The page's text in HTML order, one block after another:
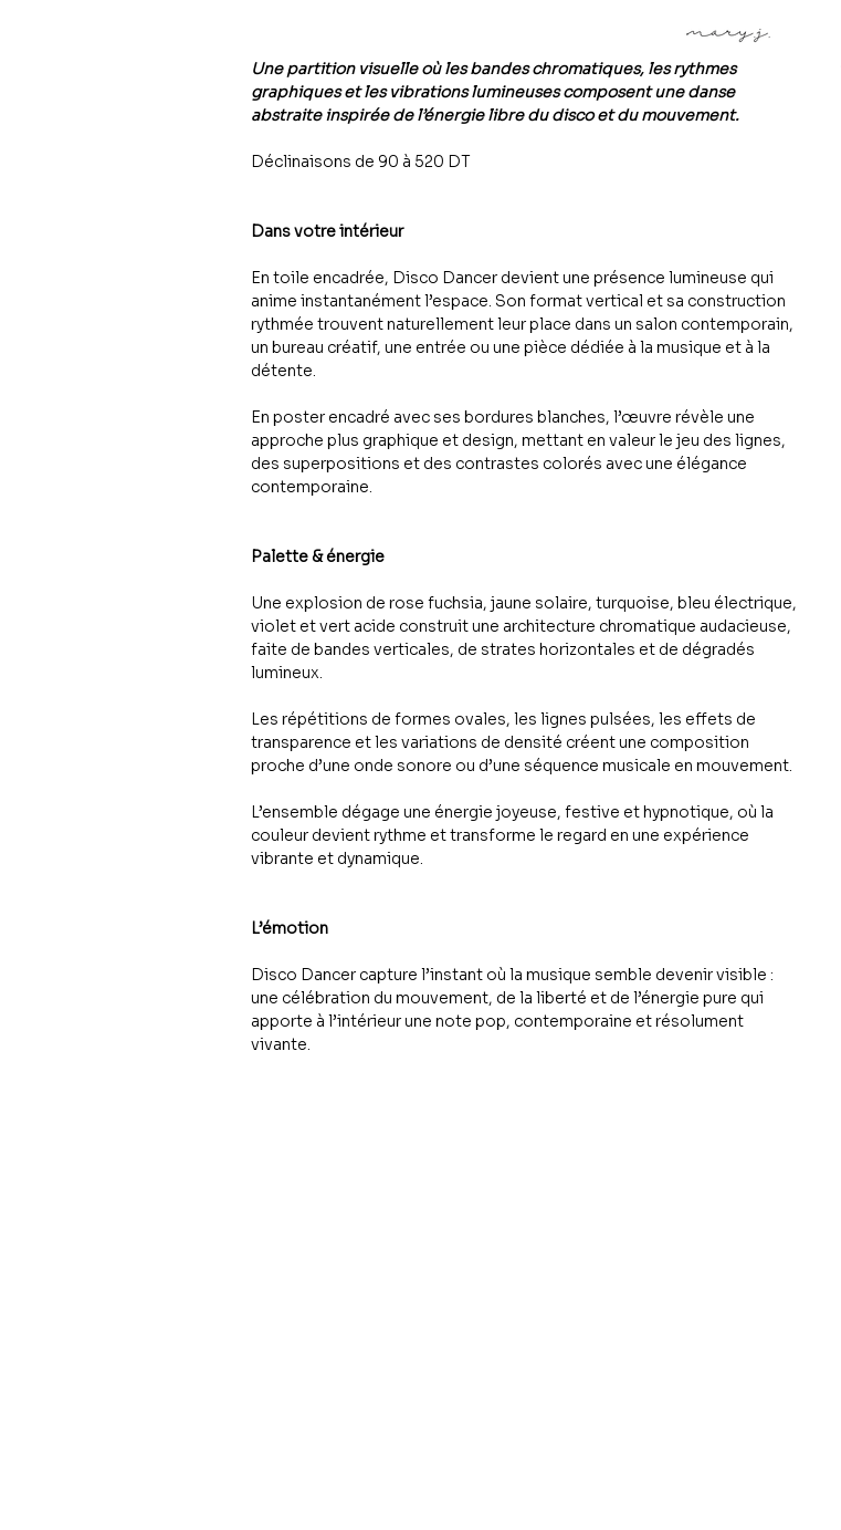
Une partition visuelle où les bandes chromatiques, les rythmes
graphiques et les vibrations lumineuses composent une danse
abstraite inspirée de l’énergie libre du disco et du mouvement.
Déclinaisons de 90 à 520 DT
Dans votre intérieur
En toile encadrée, Disco Dancer devient une présence lumineuse qui
anime instantanément l’espace. Son format vertical et sa construction
rythmée trouvent naturellement leur place dans un salon contemporain,
un bureau créatif, une entrée ou une pièce dédiée à la musique et à la
détente.
En poster encadré avec ses bordures blanches, l’œuvre révèle une
approche plus graphique et design, mettant en valeur le jeu des lignes,
des superpositions et des contrastes colorés avec une élégance
contemporaine.
Palette & énergie
Une explosion de rose fuchsia, jaune solaire, turquoise, bleu électrique,
violet et vert acide construit une architecture chromatique audacieuse,
faite de bandes verticales, de strates horizontales et de dégradés
lumineux.
Les répétitions de formes ovales, les lignes pulsées, les effets de
transparence et les variations de densité créent une composition
proche d’une onde sonore ou d’une séquence musicale en mouvement.
L’ensemble dégage une énergie joyeuse, festive et hypnotique, où la
couleur devient rythme et transforme le regard en une expérience
vibrante et dynamique.
L’émotion
Disco Dancer capture l’instant où la musique semble devenir visible :
une célébration du mouvement, de la liberté et de l’énergie pure qui
apporte à l’intérieur une note pop, contemporaine et résolument
vivante.